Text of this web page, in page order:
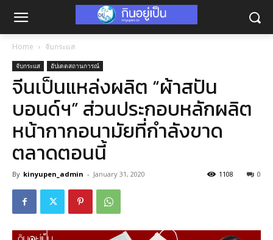
Home จับกระแส
จับกระแส อัปเดตสถานการณ์
จีนเป็นแหล่งผลิต “ผ้าสปัน
บอนด์ฯ” ส่วนประกอบหลักผลิต
หน้ากากอนามัยที่กำลังขาด
ตลาดตอนนี้
By kinyupen_admin - January 31, 2020 0
1108